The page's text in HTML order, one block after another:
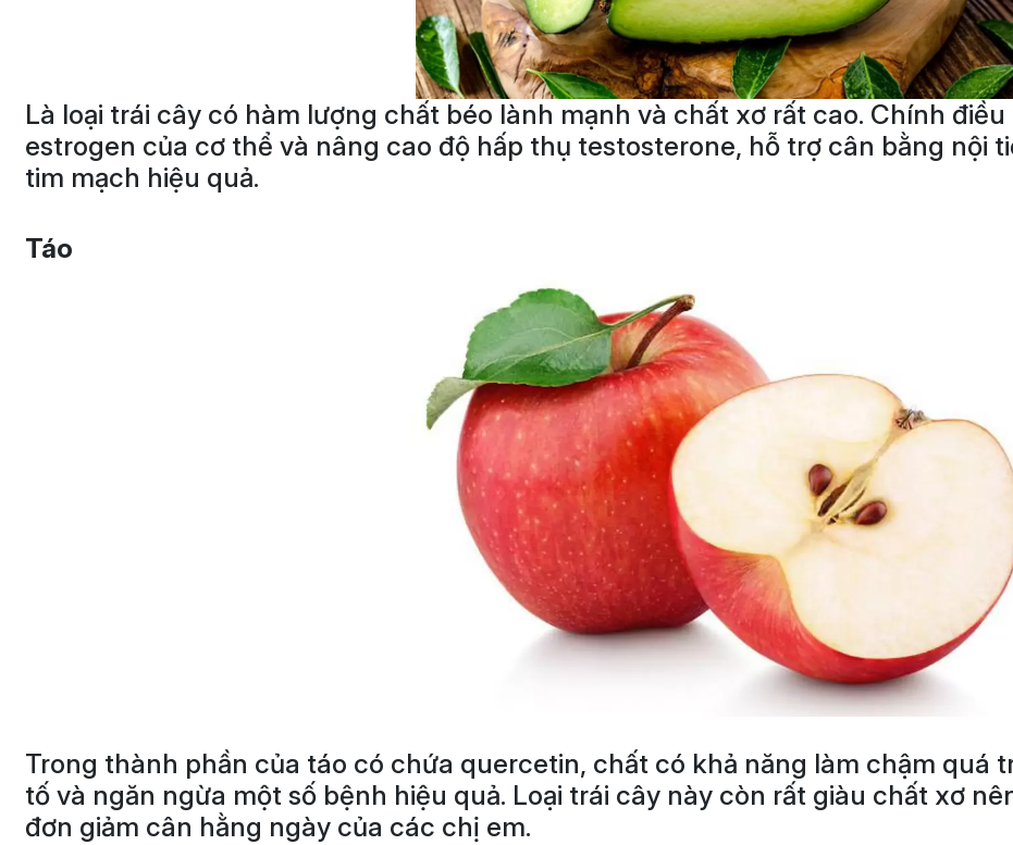
Là loại trái cây có hàm lượng chất béo lành mạnh và chất xơ rất cao. Chính
estrogen của cơ thể và nâng cao độ hấp thụ testosterone, hỗ trợ cân bằng nội
tim mạch hiệu quả.
Táo
Trong thành phần của táo có chứa quercetin, chất có khả năng làm chậm quá
tố và ngăn ngừa một số bệnh hiệu quả. Loại trái cây này còn rất giàu chất xơ
đơn giảm cân hằng ngày của các chị em.